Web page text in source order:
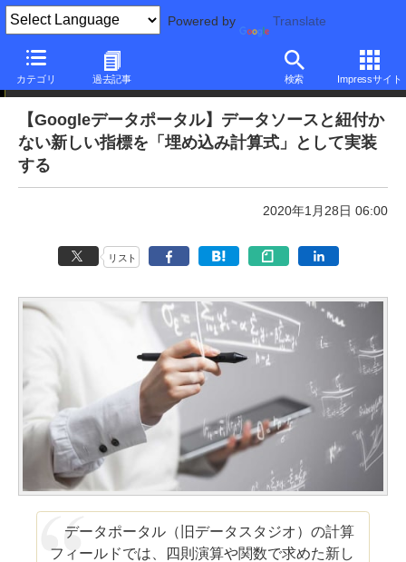
Powered by Translate
カテゴリ 過去記事 検索 Impressサイト
本日のできるネット
【Googleデータポータル】データソースと紐付か
ない新しい指標を「埋め込み計算式」として実装
する
2020年1月28日 06:00
リスト
データポータル（旧データスタジオ）の計算
フィールドでは、四則演算や関数で求めた新し